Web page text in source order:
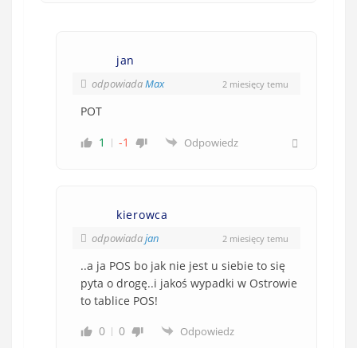
jan
odpowiadaMax 2 miesięcy temu
POT
1 -1 Odpowiedz
kierowca
odpowiadajan 2 miesięcy temu
..a ja POS bo jak nie jest u siebie to się
pyta o drogę..i jakoś wypadki w Ostrowie
to tablice POS!
0
0 Odpowiedz